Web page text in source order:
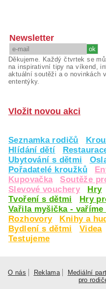
Newsletter
Děkujeme. Každý čtvrtek se
na inspirativní tipy na víkend,
aktuální soutěži a o novinkách
ententýky.
Vložit novou akci
Seznamka rodičů
Hlídání dětí
Ubytování s dětmi
Pořadatelé kroužků
Kupovačka
Soutěže
Slevové vouchery
Hry
Tvoření s dětmi
Hry
Vařila myšička - vaříme
Rozhovory
Knihy a
Bydlení s dětmi
Videa
Testujeme
O nás Reklama Mediální
pro